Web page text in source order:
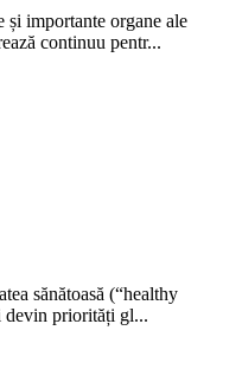
și importante organe ale
continuu pentr...
sănătoasă (“healthy
devin priorități gl...